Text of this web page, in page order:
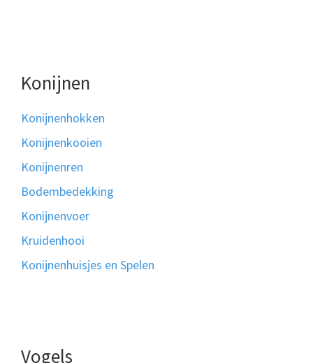
Konijnen
Konijnenhokken
Konijnenkooien
Konijnenren
Bodembedekking
Konijnenvoer
Kruidenhooi
Konijnenhuisjes en Spelen
Vogels